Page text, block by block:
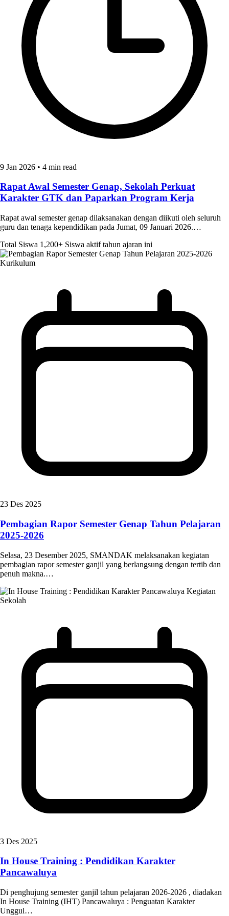
9 Jan 2026 • 4 min read
Rapat Awal Semester Genap, Sekolah Perkuat
Karakter GTK dan Paparkan Program Kerja
Rapat awal semester genap dilaksanakan dengan diikuti oleh seluruh
guru dan tenaga kependidikan pada Jumat, 09 Januari 2026.…
Total Siswa 1,200+ Siswa aktif tahun ajaran ini
Kurikulum
23 Des 2025
Pembagian Rapor Semester Genap Tahun Pelajaran
2025-2026
Selasa, 23 Desember 2025, SMANDAK melaksanakan kegiatan
pembagian rapor semester ganjil yang berlangsung dengan tertib dan
penuh makna.…
Kegiatan
Sekolah
3 Des 2025
In House Training : Pendidikan Karakter
Pancawaluya
Di penghujung semester ganjil tahun pelajaran 2026-2026 , diadakan
In House Training (IHT) Pancawaluya : Penguatan Karakter
Unggul…